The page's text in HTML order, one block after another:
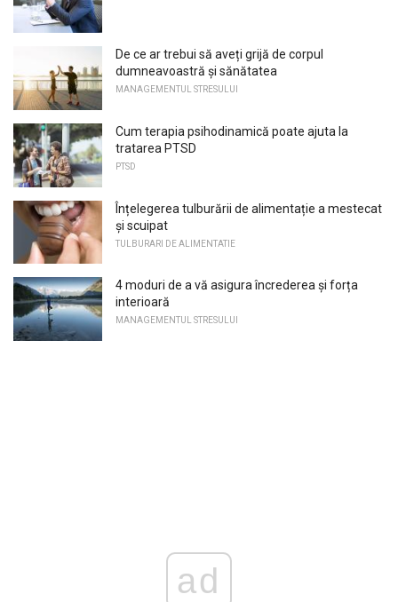
De ce ar trebui să aveți grijă de corpul
dumneavoastră și sănătatea
MANAGEMENTUL STRESULUI
Cum terapia psihodinamică poate ajuta la
tratarea PTSD
PTSD
Înțelegerea tulburării de alimentație a mestecat
și scuipat
TULBURARI DE ALIMENTATIE
4 moduri de a vă asigura încrederea și forța
interioară
MANAGEMENTUL STRESULUI
ad